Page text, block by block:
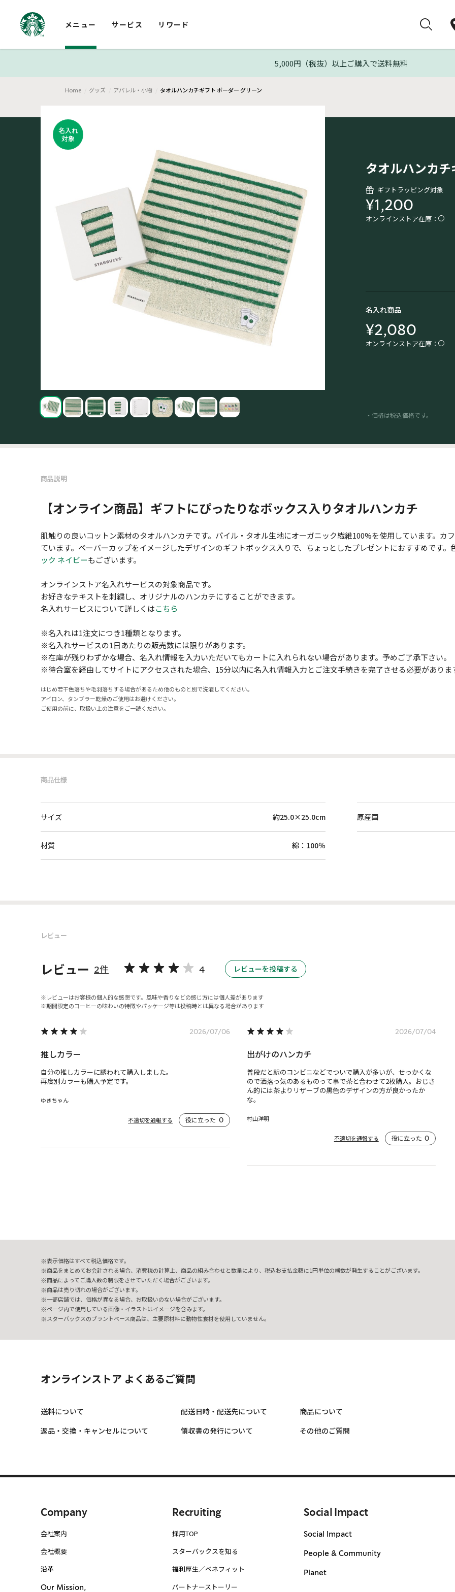
メニュー サービス リワード
5,000円（税抜）以上ご購入で送料無料
Home グッズ アパレル・小物 タオルハンカチギフト ボーダー グリーン
名入れ
対象
タオルハンカ
ギフトラッピング対象
¥1,200
オンラインストア在庫：
名入れ商品
¥2,080
オンラインストア在庫：
・価格は税込価格です。
商品説明
【オンライン商品】ギフトにぴったりなボックス入りタオルハンカチ
肌触りの良いコットン素材のタオルハンカチです。パイル・タオル生地にオーガニック繊維100%を使用しています。カ
ています。ペーパーカップをイメージしたデザインのギフトボックス入りで、ちょっとしたプレゼントにおすすめです。
ック ネイビーもございます。
オンラインストア名入れサービスの対象商品です。
お好きなテキストを刺繍し、オリジナルのハンカチにすることができます。
名入れサービスについて詳しくはこちら
※名入れは1注文につき1種類となります。
※名入れサービスの1日あたりの販売数には限りがあります。
※在庫が残りわずかな場合、名入れ情報を入力いただいてもカートに入れられない場合があります。予めご了承下さい。
※待合室を経由してサイトにアクセスされた場合、15分以内に名入れ情報入力とご注文手続きを完了させる必要がありま
はじめ若干色落ちや毛羽落ちする場合があるため他のものと別で洗濯してください。
アイロン、タンブラー乾燥のご使用はお避けください。
ご使用の前に、取扱い上の注意をご一読ください。
商品仕様
サイズ 約25.0×25.0cm
材質 綿：100％
原産国
レビュー
レビュー 2件 4 レビューを投稿する
レビューはお客様の個人的な感想です。風味や香りなどの感じ方には個人差があります
期間限定のコーヒーの味わいの特徴やパッケージ等は投稿時とは異なる場合があります
2026/07/06
推しカラー
自分の推しカラーに誘われて購入しました。
再度別カラーも購入予定です。
ゆきちゃん
不適切を通報する 役に立った 0
2026/07/04
出がけのハンカチ
普段だと駅のコンビニなどでついで購入が多いが、せっかくな
ので洒落っ気のあるものって事で茶と合わせて2枚購入。おじさ
ん的には茶よりリザーブの黒色のデザインの方が良かったか
な。
村山洋明
不適切を通報する 役に立った 0
表示価格はすべて税込価格です。
商品をまとめてお会計される場合、消費税の計算上、商品の組み合わせと数量により、税込お支払金額に1円単位の端数が発生することがございます。
商品によってご購入数の制限をさせていただく場合がございます。
商品は売り切れの場合がございます。
一部店舗では、価格が異なる場合、お取扱いのない場合がございます。
ページ内で使用している画像・イラストはイメージを含みます。
スターバックスのプラントベース商品は、主要原材料に動物性食材を使用していません。
オンラインストア よくあるご質問
送料について
返品・交換・キャンセルについて
配送日時・配送先について
領収書の発行について
商品について
その他のご質問
Company
会社案内
会社概要
沿革
Our Mission,
Recruiting
採用TOP
スターバックスを知る
福利厚生／ベネフィット
パートナーストーリー
Social Impact
Social Impact
People & Community
Planet